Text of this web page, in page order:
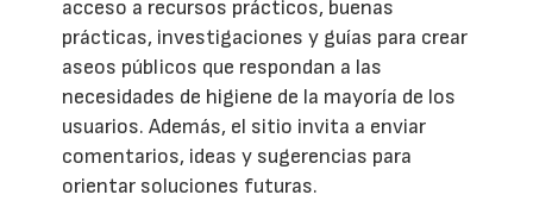
acceso a recursos prácticos, buenas
prácticas, investigaciones y guías para crear
aseos públicos que respondan a las
necesidades de higiene de la mayoría de los
usuarios. Además, el sitio invita a enviar
comentarios, ideas y sugerencias para
orientar soluciones futuras.